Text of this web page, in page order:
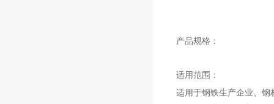
产品规格：
适用范围：
适用于钢铁生产企业、